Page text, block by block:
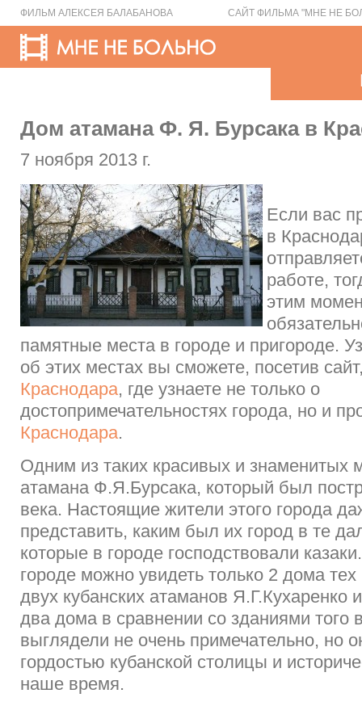
ФИЛЬМ АЛЕКСЕЯ БАЛАБАНОВА САЙТ ФИЛЬМА "МНЕ НЕ
Дом атамана Ф. Я. Бурсака в
7 ноября 2013 г.
Если вас
в
работе,
этим
памятные места в городе и пригороде.
об этих местах вы сможете, посетив
Краснодара, где узнаете не только о
достопримечательностях города, но и
Краснодара.
Одним из таких красивых и знаменитых
атамана Ф.Я.Бурсака, который был
века. Настоящие жители этого города
представить, каким был их город в те
которые в городе господствовали
городе можно увидеть только 2 дома
двух кубанских атаманов Я.Г.Кухаренко
два дома в сравнении со зданиями того
выглядели не очень примечательно, но
гордостью кубанской столицы и
наше время.